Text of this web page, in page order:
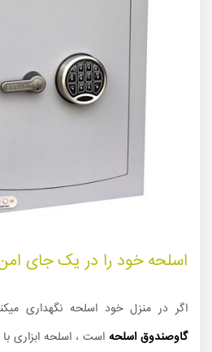
اسلحه خود را در یک جای
اگر در منزل خود اسلحه نگهداری
گاوصندوق اسلحه است ، اسلحه ابزاری